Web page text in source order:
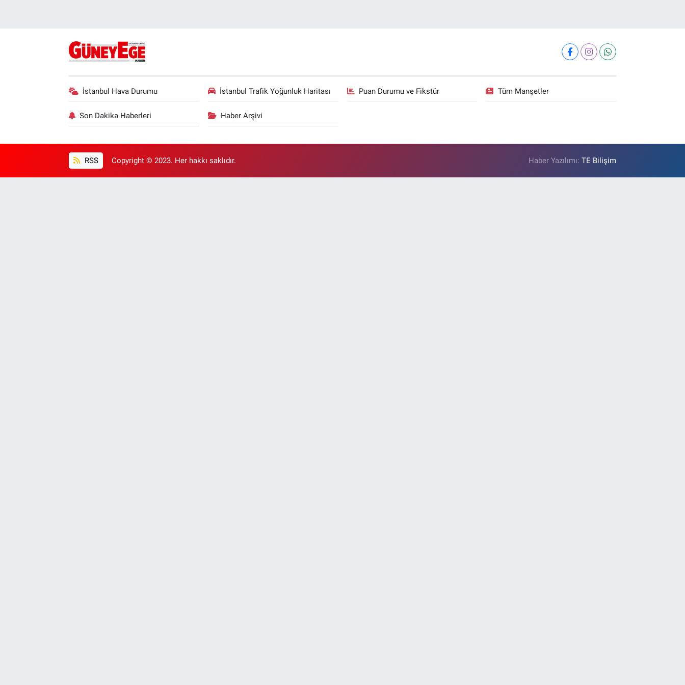
İstanbul Hava Durumu İstanbul Trafik Yoğunluk Haritası Puan Durumu ve Fikstür Tüm Manşetler
Son Dakika Haberleri Haber Arşivi
RSS Copyright © 2023. Her hakkı saklıdır. Haber Yazılımı:TE Bilişim